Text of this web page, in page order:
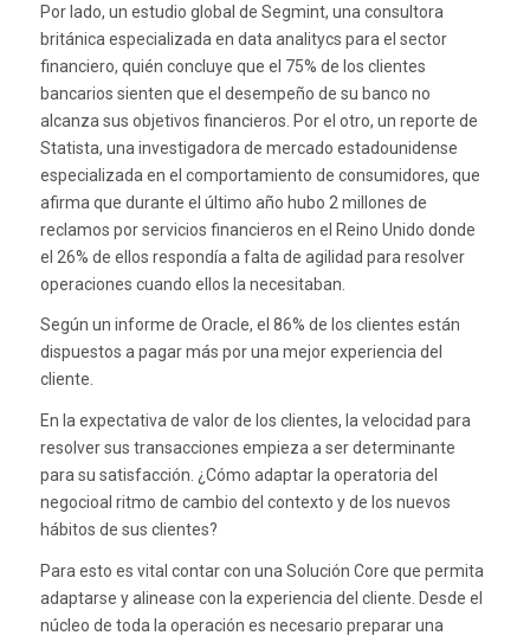
Por lado, un estudio global de Segmint, una consultora
británica especializada en data analitycs para el sector
financiero, quién concluye que el 75% de los clientes
bancarios sienten que el desempeño de su banco no
alcanza sus objetivos financieros. Por el otro, un reporte de
Statista, una investigadora de mercado estadounidense
especializada en el comportamiento de consumidores, que
afirma que durante el último año hubo 2 millones de
reclamos por servicios financieros en el Reino Unido donde
el 26% de ellos respondía a falta de agilidad para resolver
operaciones cuando ellos la necesitaban.
Según un informe de Oracle, el 86% de los clientes están
dispuestos a pagar más por una mejor experiencia del
cliente.
En la expectativa de valor de los clientes, la velocidad para
resolver sus transacciones empieza a ser determinante
para su satisfacción. ¿Cómo adaptar la operatoria del
negocioal ritmo de cambio del contexto y de los nuevos
hábitos de sus clientes?
Para esto es vital contar con una Solución Core que permita
adaptarse y alinease con la experiencia del cliente. Desde el
núcleo de toda la operación es necesario preparar una